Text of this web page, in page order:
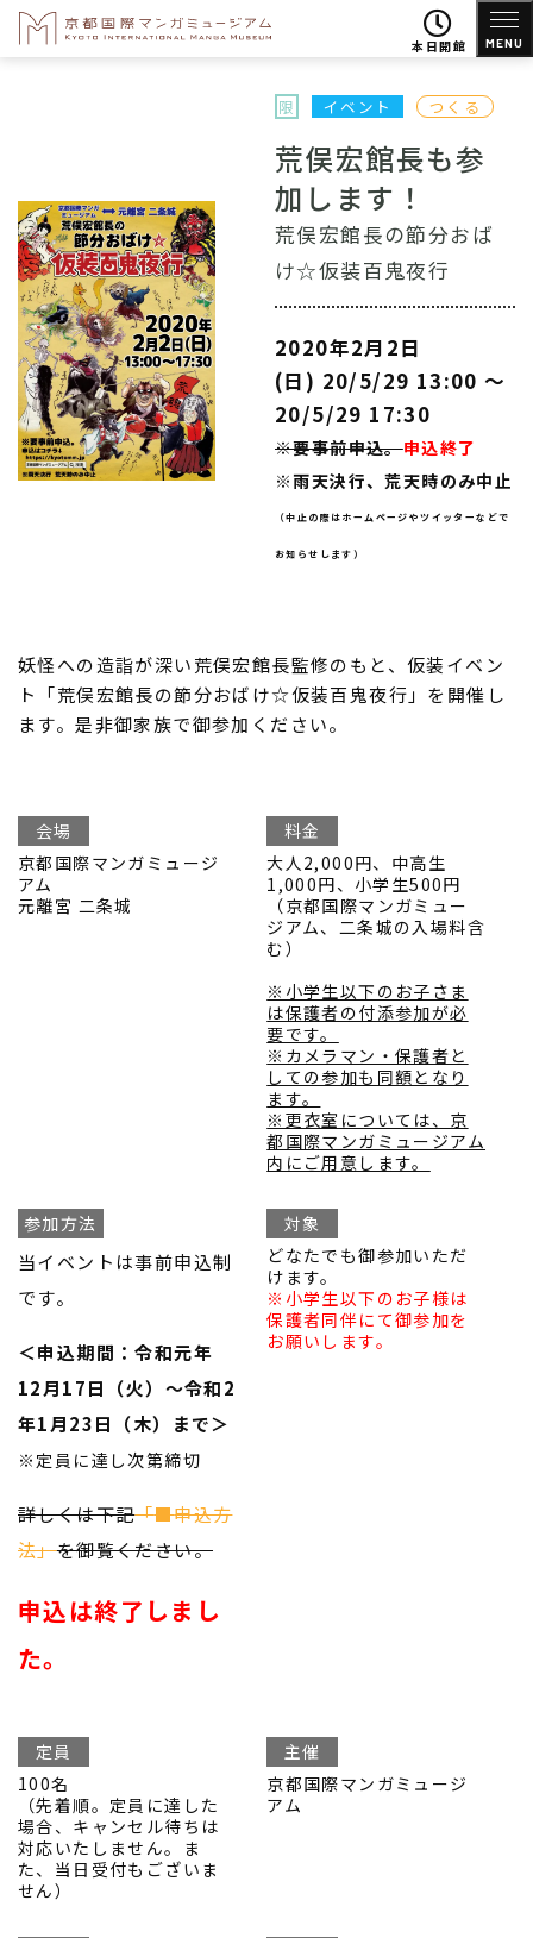
本日開館 MENU
限 イベント つくる
荒俣宏館長も参
加します！
荒俣宏館長の節分おば
け☆仮装百鬼夜行
2020年2月2日
(日) 20/5/29 13:00 〜
20/5/29 17:30
※要事前申込。申込終了
※雨天決行、荒天時のみ中止
（中止の際はホームページやツイッターなどで
お知らせします）
妖怪への造詣が深い荒俣宏館長監修のもと、仮装イベン
ト「荒俣宏館長の節分おばけ☆仮装百鬼夜行」を開催し
ます。是非御家族で御参加ください。
会場
京都国際マンガミュージ
アム
元離宮 二条城
料金
大人2,000円、中高生
1,000円、小学生500円
（京都国際マンガミュー
ジアム、二条城の入場料含
む）
※小学生以下のお子さま
は保護者の付添参加が必
要です。
※カメラマン・保護者と
しての参加も同額となり
ます。
※更衣室については、京
都国際マンガミュージアム
内にご用意します。
参加方法
当イベントは事前申込制
です。
＜申込期間：令和元年
12月17日（火）～令和2
年1月23日（木）まで＞
※定員に達し次第締切
詳しくは下記「■申込方
法」を御覧ください。
申込は終了しまし
た。
対象
どなたでも御参加いただ
けます。
※小学生以下のお子様は
保護者同伴にて御参加を
お願いします。
定員
100名
（先着順。定員に達した
場合、キャンセル待ちは
対応いたしません。ま
た、当日受付もございま
せん）
主催
京都国際マンガミュージ
アム